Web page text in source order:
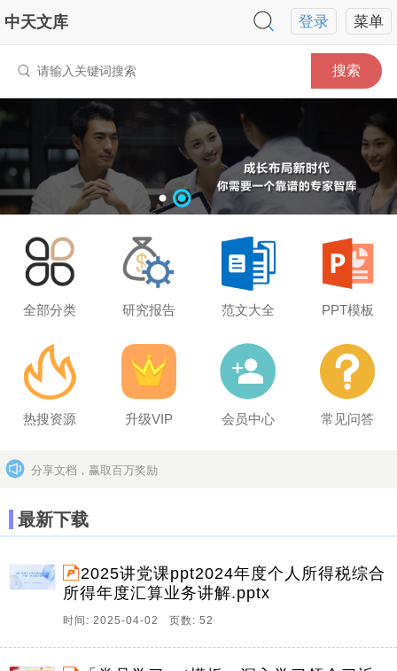
菜单
登录
中天文库
搜索
全部分类 研究报告 范文大全 PPT模板
热搜资源 升级VIP 会员中心 常见问答
分享文档，赢取百万奖励
最新下载
2025讲党课ppt2024年度个人所得税综合
所得年度汇算业务讲解.pptx
时间: 2025-04-02 页数: 52